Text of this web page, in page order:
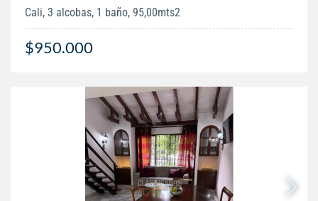
Cali, 3 alcobas, 1 baño, 95,00mts2
$950.000